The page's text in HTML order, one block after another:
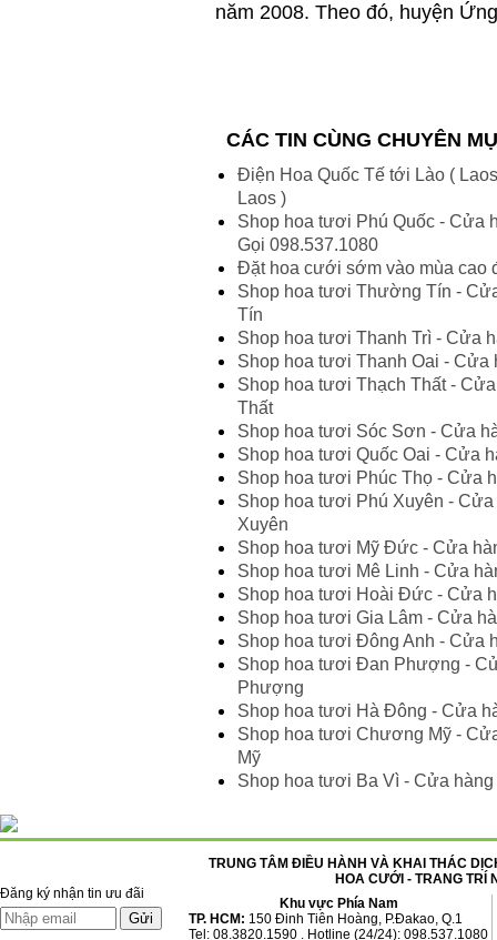
năm 2008. Theo đó, huyện
CÁC TIN CÙNG CHUYÊN
Điện Hoa Quốc Tế tới Lào (
Laos )
Shop hoa tươi Phú Quốc - Cửa
Gọi 098.537.1080
Đặt hoa cưới sớm vào mùa cao
Shop hoa tươi Thường Tín -
Tín
Shop hoa tươi Thanh Trì - Cửa
Shop hoa tươi Thanh Oai -
Shop hoa tươi Thạch Thất -
Thất
Shop hoa tươi Sóc Sơn - Cửa
Shop hoa tươi Quốc Oai - Cửa
Shop hoa tươi Phúc Thọ - Cửa
Shop hoa tươi Phú Xuyên -
Xuyên
Shop hoa tươi Mỹ Đức - Cửa
Shop hoa tươi Mê Linh - Cửa
Shop hoa tươi Hoài Đức - Cửa
Shop hoa tươi Gia Lâm - Cửa
Shop hoa tươi Đông Anh - Cửa
Shop hoa tươi Đan Phượng -
Phượng
Shop hoa tươi Hà Đông - Cửa
Shop hoa tươi Chương Mỹ -
Mỹ
Shop hoa tươi Ba Vì - Cửa
Đăng ký nhận tin ưu đãi
TRUNG TÂM ĐIỀU HÀNH VÀ KHAI THÁC
HOA CƯỚI - TRANG TRÍ
Khu vực Phía Nam
TP. HCM: 150 Đinh Tiên Hoàng, P.Đakao, Q.1
Tel: 08.3820.1590 . Hotline (24/24): 098.537.1080